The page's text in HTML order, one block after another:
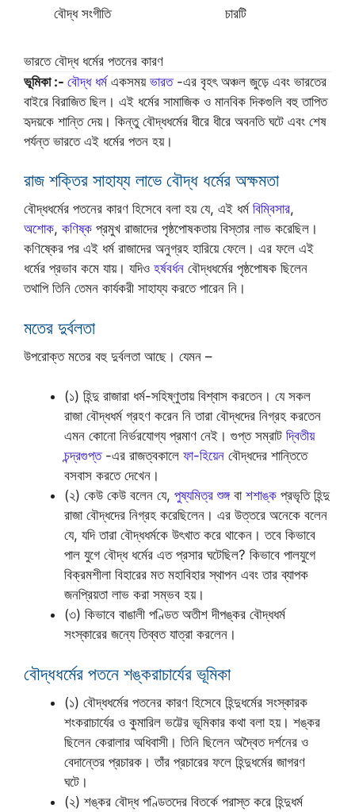
বৌদ্ধ সংগীতি চারটি
ভারতে বৌদ্ধ ধর্মের পতনের কারণ
ভূমিকা :- বৌদ্ধ ধর্মএকসময় ভারত-এর বৃহৎ অঞ্চল জুড়ে এবং ভারতের
বাইরে বিরাজিত ছিল। এই ধর্মের সামাজিক ও মানবিক দিকগুলি বহু তাপিত
হৃদয়কে শান্তি দেয়। কিন্তু বৌদ্ধধর্মের ধীরে ধীরে অবনতি ঘটে এবং শেষ
পর্যন্ত ভারতে এই ধর্মের পতন হয়।
রাজ শক্তির সাহায্য লাভে বৌদ্ধ ধর্মের অক্ষমতা
বৌদ্ধধর্মের পতনের কারণ হিসেবে বলা হয় যে, এই ধর্ম বিম্বিসার,
অশোক, কণিষ্ক প্রমুখ রাজাদের পৃষ্ঠপোষকতায় বিস্তার লাভ করেছিল।
কণিষ্কের পর এই ধর্ম রাজাদের অনুগ্রহ হারিয়ে ফেলে। এর ফলে এই
ধর্মের প্রভাব কমে যায়। যদিও হর্ষবর্ধন বৌদ্ধধর্মের পৃষ্ঠপোষক ছিলেন
তথাপি তিনি তেমন কার্যকরী সাহায্য করতে পারেন নি।
মতের দুর্বলতা
উপরোক্ত মতের বহু দুর্বলতা আছে। যেমন –
(১) হিন্দু রাজারা ধর্ম-সহিষ্ণুতায় বিশ্বাস করতেন। যে সকল
রাজা বৌদ্ধধর্ম গ্রহণ করেন নি তারা বৌদ্ধদের নিগ্রহ করতেন
এমন কোনো নির্ভরযোগ্য প্রমাণ নেই। গুপ্ত সম্রাট দ্বিতীয়
চন্দ্রগুপ্ত-এর রাজত্বকালে ফা-হিয়েন বৌদ্ধদের শান্তিতে
বসবাস করতে দেখেন।
(২) কেউ কেউ বলেন যে, পুষ্যমিত্র শুঙ্গবা শশাঙ্ক প্রভৃতি হিন্দু
রাজা বৌদ্ধদের নিগ্রহ করেছিলেন। এর উত্তরে অনেকে বলেন
যে, যদি তারা বৌদ্ধধর্মকে উৎখাত করে থাকেন। তবে কিভাবে
পাল যুগে বৌদ্ধ ধর্মের এত প্রসার ঘটেছিল? কিভাবে পালযুগে
বিক্রমশীলা বিহারের মত মহাবিহার স্থাপন এবং তার ব্যাপক
জনপ্রিয়তা লাভ করা সম্ভব হয়।
(৩) কিভাবে বাঙালী পণ্ডিত অতীশ দীপঙ্কর বৌদ্ধধর্ম
সংস্কারের জন্যে তিব্বত যাত্রা করলেন।
বৌদ্ধধর্মের পতনে শঙ্করাচার্যের ভূমিকা
(১) বৌদ্ধধর্মের পতনের কারণ হিসেবে হিন্দুধর্মের সংস্কারক
শংকরাচার্যের ও কুমারিল ভট্টের ভূমিকার কথা বলা হয়। শঙ্কর
ছিলেন কেরালার অধিবাসী। তিনি ছিলেন অদ্বৈত দর্শনের ও
বেদান্তের প্রচারক। তাঁর প্রচারের ফলে হিন্দুধর্মের জাগরণ
ঘটে।
(২) শঙ্কর বৌদ্ধ পণ্ডিতদের বিতর্কে পরাস্ত করে হিন্দুধর্ম